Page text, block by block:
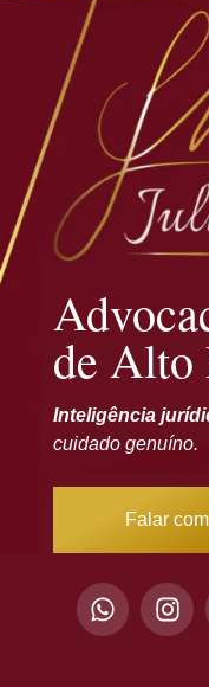
de Alto
Inteligência
cuidado genuíno.
Falar